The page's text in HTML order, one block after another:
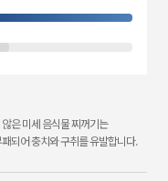
은 미세 음식물 찌꺼기는
되어 충치와 구취를 유발합니다.